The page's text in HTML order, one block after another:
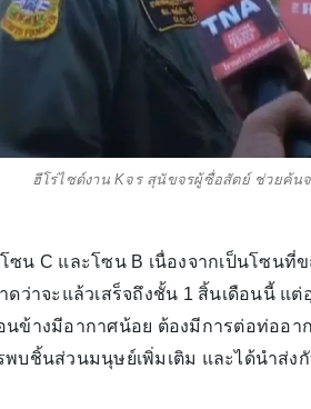
ฮีโร่ไซด์งาน Kจร สุนัขจรผู้ซื่อสัตย์ ช่วยค้นจ
ซน C และโซน B เนื่องจากเป็นโซน
ดว่าจะแล้วเสร็จถึงชั้น 1 สิ้นเดือนนี้ แ
ข้างมีอากาศน้อย ต้องมีการต่อท่ออ
บชิ้นส่วนมนุษย์เพิ่มเติม และได้นำส่ง